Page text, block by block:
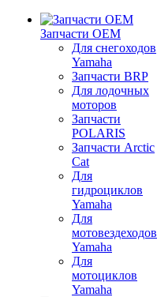
Запчасти OEM
Для снегоходов
Yamaha
Запчасти BRP
Для лодочных
моторов
Запчасти
POLARIS
Запчасти Arctic
Cat
Для
гидроциклов
Yamaha
Для
мотовездеходов
Yamaha
Для
мотоциклов
Yamaha